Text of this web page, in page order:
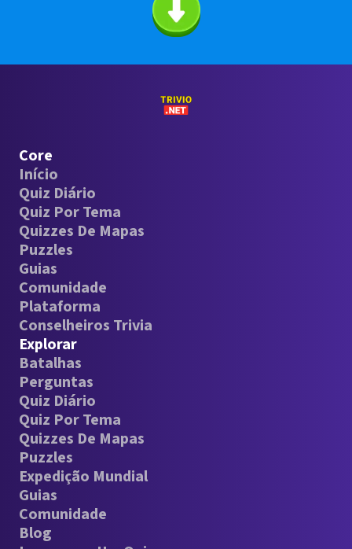
Core
Início
Quiz Diário
Quiz Por Tema
Quizzes De Mapas
Puzzles
Guias
Comunidade
Plataforma
Conselheiros Trivia
Explorar
Batalhas
Perguntas
Quiz Diário
Quiz Por Tema
Quizzes De Mapas
Puzzles
Expedição Mundial
Guias
Comunidade
Blog